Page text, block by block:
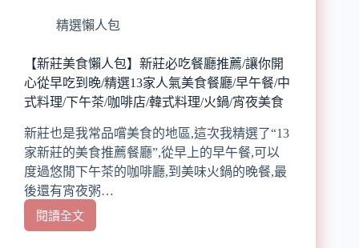
高/
捷
運/
不
踩
雷/
台
北
早
午
餐/
新
精選懶人包
【新莊美食懶人包】新莊必吃餐廳推薦/讓你開
心從早吃到晚/精選13家人氣美食餐廳/早午餐/中
式料理/下午茶/咖啡店/韓式料理/火鍋/宵夜美食
新莊也是我常品嚐美食的地區,這次我精選了“13
家新莊的美食推薦餐廳”,從早上的早午餐,可以
度過悠閒下午茶的咖啡廳,到美味火鍋的晚餐,最
後還有宵夜粥…
閱讀全文
【新